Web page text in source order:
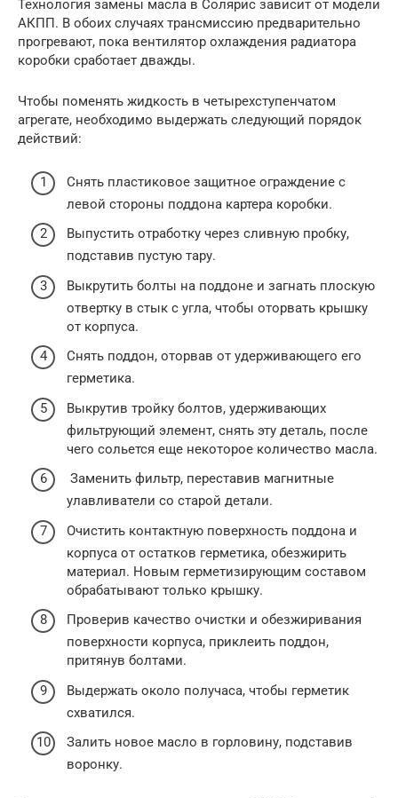
Технология замены масла в Солярис зависит от модели
АКПП. В обоих случаях трансмиссию предварительно
прогревают, пока вентилятор охлаждения радиатора
коробки сработает дважды.
Чтобы поменять жидкость в четырехступенчатом
агрегате, необходимо выдержать следующий порядок
действий:
Снять пластиковое защитное ограждение с
левой стороны поддона картера коробки.
Выпустить отработку через сливную пробку,
подставив пустую тару.
Выкрутить болты на поддоне и загнать плоскую
отвертку в стык с угла, чтобы оторвать крышку
от корпуса.
Снять поддон, оторвав от удерживающего его
герметика.
Выкрутив тройку болтов, удерживающих
фильтрующий элемент, снять эту деталь, после
чего сольется еще некоторое количество масла.
Заменить фильтр, переставив магнитные
улавливатели со старой детали.
Очистить контактную поверхность поддона и
корпуса от остатков герметика, обезжирить
материал. Новым герметизирующим составом
обрабатывают только крышку.
Проверив качество очистки и обезжиривания
поверхности корпуса, приклеить поддон,
притянув болтами.
Выдержать около получаса, чтобы герметик
схватился.
Залить новое масло в горловину, подставив
воронку.